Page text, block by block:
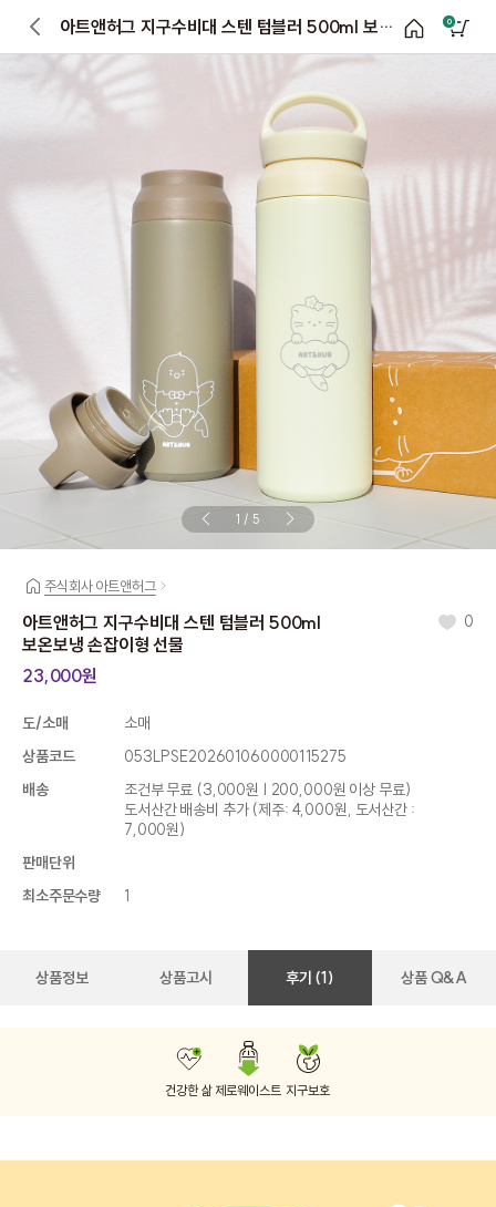
아트앤허그 지구수비대 스텐 텀블러 500ml 보온보냉 손잡이형 선물 0
1 / 5
주식회사 아트앤허그
아트앤허그 지구수비대 스텐 텀블러 500ml
보온보냉 손잡이형 선물
0
23,000원
도/소매
소매
상품코드
053LPSE202601060000115275
배송
조건부 무료 (3,000원 | 200,000원 이상 무료)
도서산간 배송비 추가 (제주: 4,000원, 도서산간 :
7,000원)
판매단위
최소주문수량
1
상품정보 상품고시 후기 (1) 상품 Q&A
건강한 삶 제로웨이스트 지구보호